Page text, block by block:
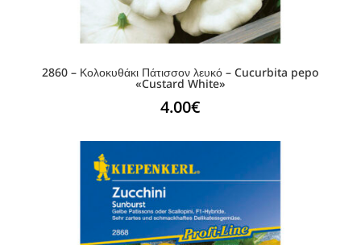
2860 – Κολοκυθάκι Πάτισσον λευκό – Cucurbita pepo
«Custard White»
4.00€